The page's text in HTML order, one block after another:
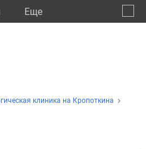
Eще
клиника на Кропоткина